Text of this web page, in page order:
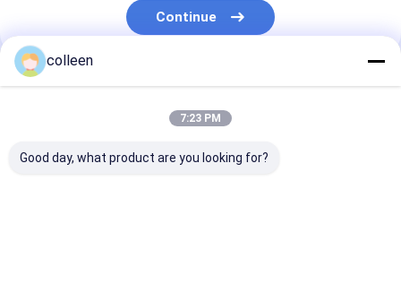
cabo de fibra ótica subterrâneo
Figura 8 cabo de fibra ótica
cabo de fibra ótica do opgw
Continue
Nossas Categorias
colleen
7:23 PM
Good day, what product are you looking for?